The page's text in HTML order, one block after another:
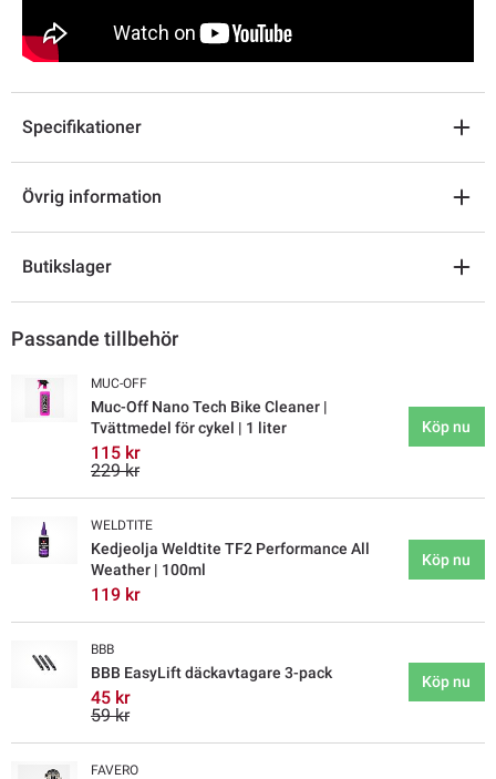
Specifikationer
Övrig information
Butikslager
Passande tillbehör
MUC-OFF
Muc-Off Nano Tech Bike Cleaner |
Tvättmedel för cykel | 1 liter
115 kr
229 kr
Köp nu
WELDTITE
Kedjeolja Weldtite TF2 Performance All
Weather | 100ml
119 kr
Köp nu
BBB
BBB EasyLift däckavtagare 3-pack
45 kr
59 kr
Köp nu
FAVERO